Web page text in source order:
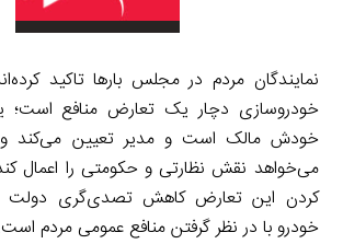
نمایندگان مردم در مجلس بارها تاکید
خودروسازی دچار یک تعارض منافع
خودش مالک است و مدیر تعیین می‌کند
می‌خواهد نقش نظارتی و حکومتی را اعمال
کردن این تعارض کاهش تصدی‌گری دولت
خودرو با در نظر گرفتن منافع عمومی مردم